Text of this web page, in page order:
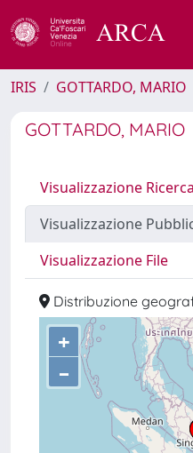
IRIS GOTTARDO, MARIO
GOTTARDO, MARIO
Visualizzazione
Visualizzazione
Visualizzazione File
Distribuzione
+
–